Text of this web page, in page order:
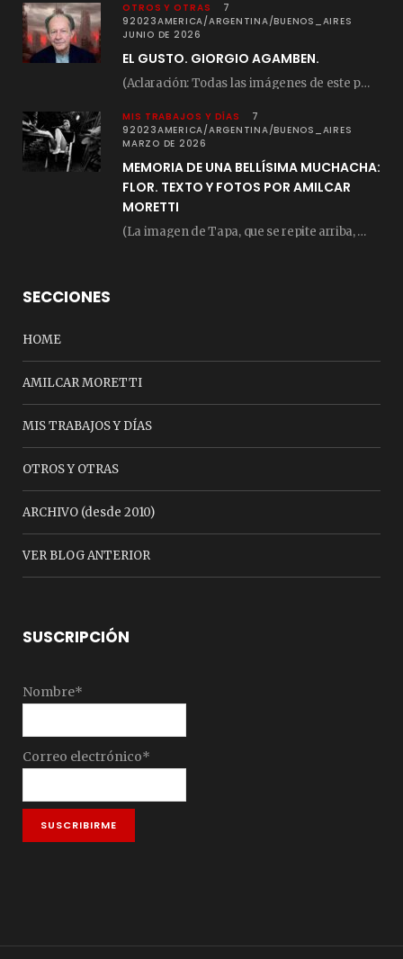
OTROS Y OTRAS
7
92023AMERICA/ARGENTINA/BUENOS_AIRES
JUNIO DE 2026
EL GUSTO. GIORGIO AGAMBEN.
(Aclaración: Todas las imágenes de este posteo fueron tomadas de Bloghemia.com, y todos los…
MIS TRABAJOS Y DÍAS
7
92023AMERICA/ARGENTINA/BUENOS_AIRES
MARZO DE 2026
MEMORIA DE UNA BELLÍSIMA MUCHACHA:
FLOR. TEXTO Y FOTOS POR AMILCAR
MORETTI
(La imagen de Tapa, que se repite arriba, fue compuesta por Amilcar Moretti el viernes…
SECCIONES
HOME
AMILCAR MORETTI
MIS TRABAJOS Y DÍAS
OTROS Y OTRAS
ARCHIVO (desde 2010)
VER BLOG ANTERIOR
SUSCRIPCIÓN
Nombre*
Correo electrónico*